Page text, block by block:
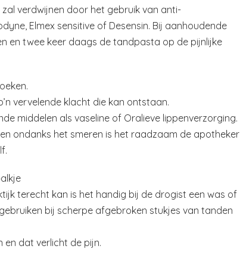
verdwijnen door het gebruik van anti-
Elmex sensitive of Desensin. Bij aanhoudende
en twee keer daags de tandpasta op de pijnlijke
vervelende klacht die kan ontstaan.
middelen als vaseline of Oralieve lippenverzorging.
ondanks het smeren is het raadzaam de apotheker
terecht kan is het handig bij de drogist een was of
bij scherpe afgebroken stukjes van tanden
en dat verlicht de pijn.